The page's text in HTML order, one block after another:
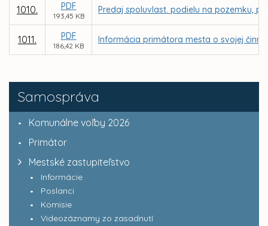
Samospráva
Komunálne voľby 2026
Primátor
Mestské zastupiteľstvo
Informácie
Poslanci
Komisie
Videozáznamy zo zasadnutí
1010. PDF
193,45 KB
Predaj spoluvlast. podielu na pozemku,
1011. PDF
186,42 KB
Informácia primátora mesta o svojej